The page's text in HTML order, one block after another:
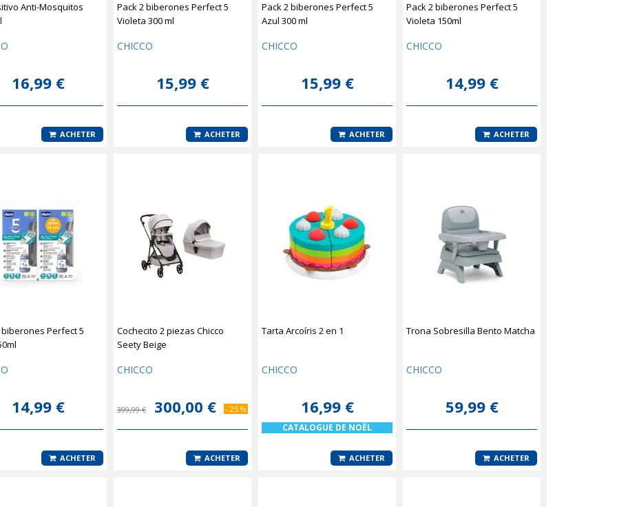
Anti-Mosquitos
16,99 €
ACHETER
Pack 2 biberones Perfect 5
Violeta 300 ml
CHICCO
15,99 €
ACHETER
Pack 2 biberones Perfect 5
Azul 300 ml
CHICCO
15,99 €
ACHETER
Pack 2 biberones Perfect 5
Violeta 150ml
CHICCO
14,99 €
ACHETER
biberones Perfect 5
14,99 €
ACHETER
Cochecito 2 piezas Chicco
Seety Beige
CHICCO
399,99 € - 25 %
300,00 €
ACHETER
Tarta Arcoíris 2 en 1
CHICCO
16,99 €
CATALOGUE DE NOËL
ACHETER
Trona Sobresilla Bento Matcha
CHICCO
59,99 €
ACHETER